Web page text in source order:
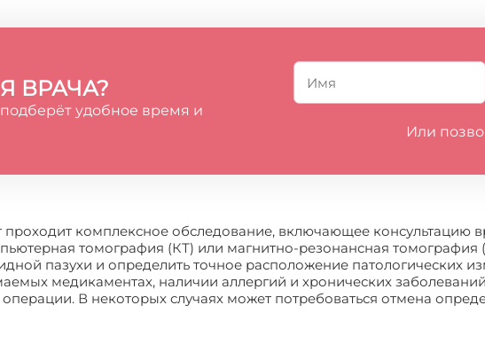
ВРАЧА?
удобное время и
Или
комплексное обследование, включающее консультацию
томография (КТ) или магнитно-резонансная
пазухи и определить точное расположение патологических
медикаментах, наличии аллергий и хронических
В некоторых случаях может потребоваться отмена